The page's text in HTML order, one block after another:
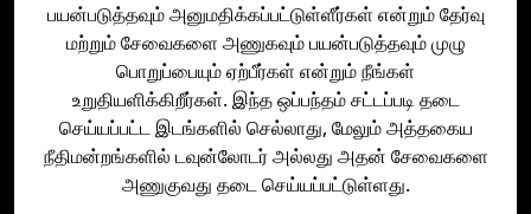
பயன்படுத்தவும் அனுமதிக்கப்பட்டுள்ளீர்கள் என்றும் தேர்வு
மற்றும் சேவைகளை அணுகவும் பயன்படுத்தவும் முழு
பொறுப்பையும் ஏற்பீர்கள் என்றும் நீங்கள்
உறுதியளிக்கிறீர்கள். இந்த ஒப்பந்தம் சட்டப்படி தடை
செய்யப்பட்ட இடங்களில் செல்லாது, மேலும் அத்தகைய
நீதிமன்றங்களில் டவுன்லோடர் அல்லது அதன் சேவைகளை
அணுகுவது தடை செய்யப்பட்டுள்ளது.